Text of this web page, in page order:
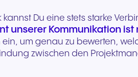
Du eine stets starke
unserer Kommunikation ist
um genau zu bewerten,
zwischen den